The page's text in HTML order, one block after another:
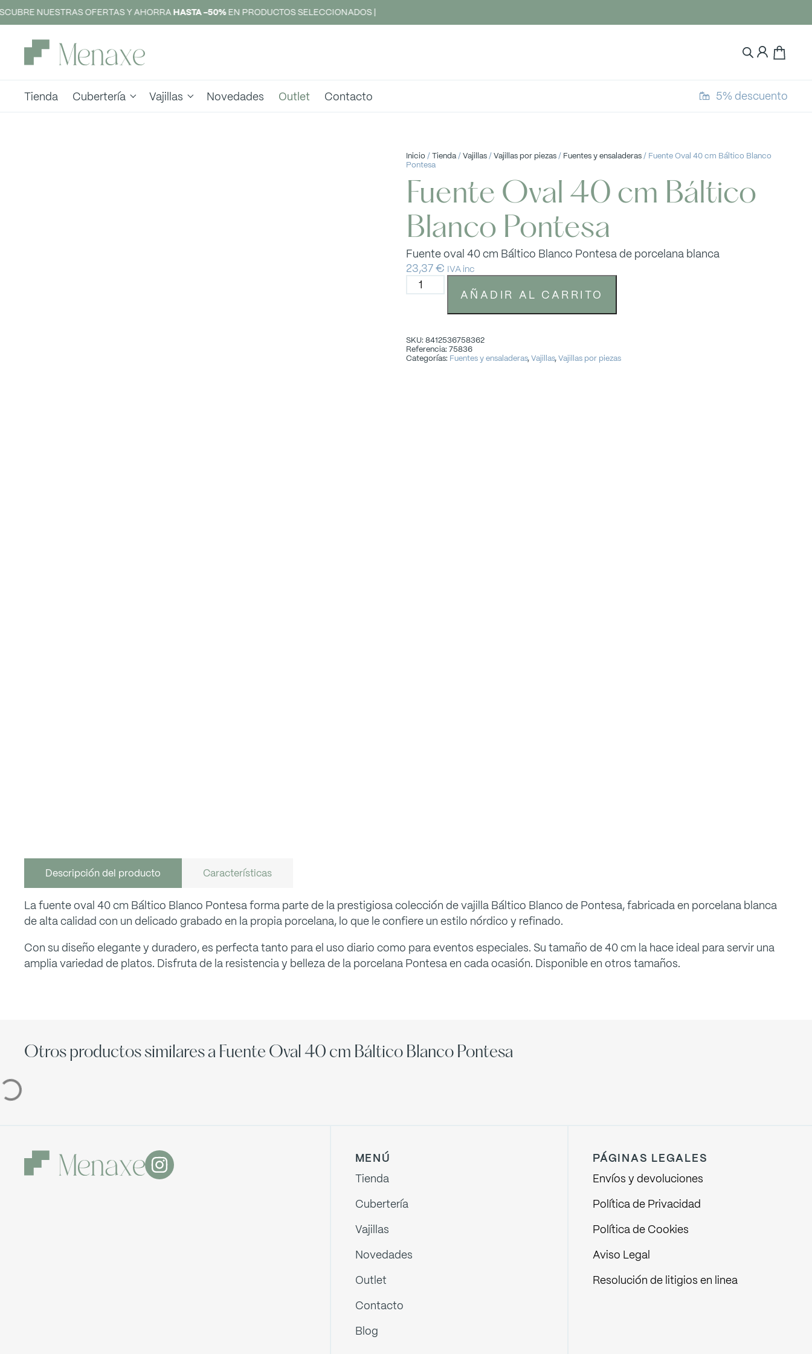
NUESTRAS OFERTAS Y AHORRAHASTA -50%EN PRODUCTOS SELECCIONADOS |
Tienda Cubertería Vajillas Novedades Outlet Contacto 5% descuento
Inicio/Tienda/Vajillas/Vajillas por piezas/ Fuentes y ensaladeras/ Fuente Oval 40 cm Báltico Blanco
Pontesa
Fuente Oval 40 cm Báltico
Blanco Pontesa
Fuente oval 40 cm Báltico Blanco Pontesa de porcelana blanca
23,37€ IVA inc
AÑADIR AL CARRITO
SKU: 8412536758362
Referencia: 75836
Categorías: Fuentes y ensaladeras,Vajillas,Vajillas por piezas
Descripción del producto Características
La fuente oval 40 cm Báltico Blanco Pontesa forma parte de la prestigiosa colección de vajilla Báltico Blanco de Pontesa, fabricada en porcelana blanca
de alta calidad con un delicado grabado en la propia porcelana, lo que le confiere un estilo nórdico y refinado.
Con su diseño elegante y duradero, es perfecta tanto para el uso diario como para eventos especiales. Su tamaño de 40 cm la hace ideal para servir una
amplia variedad de platos. Disfruta de la resistencia y belleza de la porcelana Pontesa en cada ocasión. Disponible en otros tamaños.
Otros productos similares a Fuente Oval 40 cm Báltico Blanco Pontesa
MENÚ
Tienda
Cubertería
Vajillas
Novedades
Outlet
Contacto
Blog
PÁGINAS LEGALES
Envíos y devoluciones
Política de Privacidad
Política de Cookies
Aviso Legal
Resolución de litigios en linea